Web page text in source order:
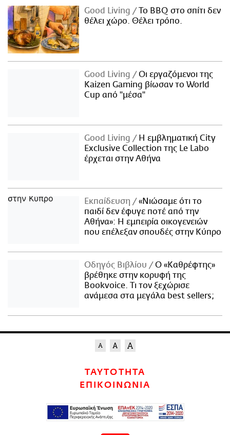
Good Living
Το BBQ στο σπίτι δεν
θέλει χώρο. Θέλει τρόπο.
Good Living
Οι εργαζόμενοι της
Kaizen Gaming βίωσαν το World
Cup από "μέσα"
Good Living
Η εμβληματική City
Exclusive Collection της Le Labo
έρχεται στην Αθήνα
Εκπαίδευση
«Νιώσαμε ότι το
παιδί δεν έφυγε ποτέ από την
Αθήνα»: Η εμπειρία οικογενειών
που επέλεξαν σπουδές στην Κύπρο
Οδηγός Βιβλίου
Ο «Καθρέφτης»
βρέθηκε στην κορυφή της
Bookvoice. Τι τον ξεχώρισε
ανάμεσα στα μεγάλα best sellers;
ΤΑΥΤΟΤΗΤΑ
ΕΠΙΚΟΙΝΩΝΙΑ